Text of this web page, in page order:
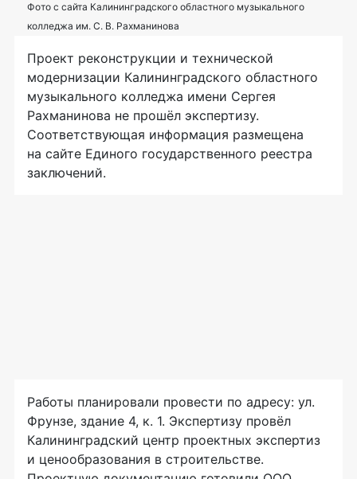
Фото с сайта Калининградского областного музыкального
колледжа им. С. В. Рахманинова
Проект реконструкции и технической
модернизации Калининградского областного
музыкального колледжа имени Сергея
Рахманинова не прошёл экспертизу.
Соответствующая информация размещена
на сайте Единого государственного реестра
заключений.
Работы планировали провести по адресу: ул.
Фрунзе, здание 4, к. 1. Экспертизу провёл
Калининградский центр проектных экспертиз
и ценообразования в строительстве.